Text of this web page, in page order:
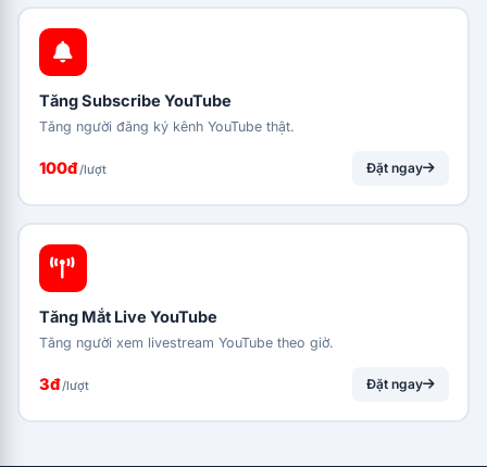
Tăng Subscribe YouTube
Tăng người đăng ký kênh YouTube thật.
100đ/lượt Đặt ngay
Tăng Mắt Live YouTube
Tăng người xem livestream YouTube theo giờ.
3đ/lượt Đặt ngay